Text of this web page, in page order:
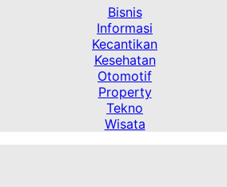
Bisnis
Informasi
Kecantikan
Kesehatan
Otomotif
Property
Tekno
Wisata